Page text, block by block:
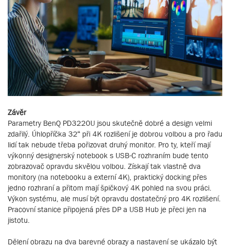
Závěr
Parametry BenQ PD3220U jsou skutečně dobré a design velmi
zdařilý. Úhlopříčka 32“ při 4K rozlišení je dobrou volbou a pro řadu
lidí tak nebude třeba pořizovat druhý monitor. Pro ty, kteří mají
výkonný designerský notebook s USB-C rozhraním bude tento
zobrazovač opravdu skvělou volbou. Získají tak vlastně dva
monitory (na notebooku a externí 4K), praktický docking přes
jedno rozhraní a přitom mají špičkový 4K pohled na svou práci.
Výkon systému, ale musí být opravdu dostatečný pro 4K rozlišení.
Pracovní stanice připojená přes DP a USB Hub je přeci jen na
jistotu.
Dělení obrazu na dva barevné obrazy a nastavení se ukázalo být